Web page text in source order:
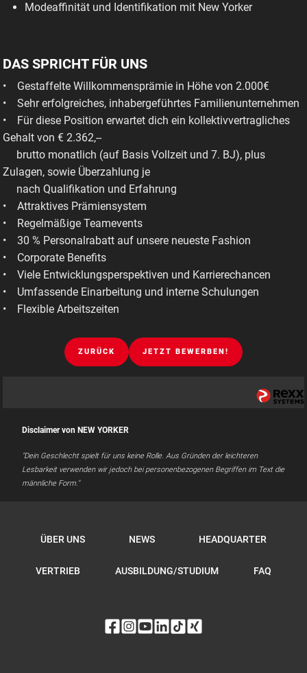
Modeaffinität und Identifikation mit New Yorker
DAS SPRICHT FÜR UNS
• Gestaffelte Willkommensprämie in Höhe von 2.000€
• Sehr erfolgreiches, inhabergeführtes Familienunternehmen
• Für diese Position erwartet dich ein kollektivvertragliches
Gehalt von € 2.362,--
brutto monatlich (auf Basis Vollzeit und 7. BJ), plus
Zulagen, sowie Überzahlung je
nach Qualifikation und Erfahrung
• Attraktives Prämiensystem
• Regelmäßige Teamevents
• 30 % Personalrabatt auf unsere neueste Fashion
• Corporate Benefits
• Viele Entwicklungsperspektiven und Karrierechancen
• Umfassende Einarbeitung und interne Schulungen
• Flexible Arbeitszeiten
ZURÜCK JETZT BEWERBEN!
Disclaimer von NEW YORKER
"Dein Geschlecht spielt für uns keine Rolle. Aus Gründen der leichteren
Lesbarkeit verwenden wir jedoch bei personenbezogenen Begriffen im Text die
männliche Form."
ÜBER UNS NEWS HEADQUARTER
VERTRIEB AUSBILDUNG/STUDIUM FAQ